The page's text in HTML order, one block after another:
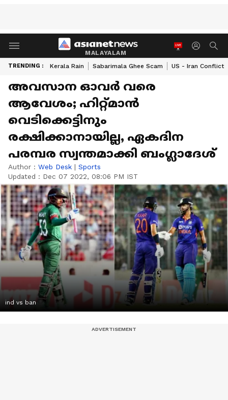
MALAYALAM
TRENDING : Kerala Rain Sabarimala Ghee Scam US - Iran Conflict
അവസാന ഓവര്‍ വരെ
ആവേശം; ഹിറ്റ്മാന്‍
വെടിക്കെട്ടിനും
രക്ഷിക്കാനായില്ല, ഏകദിന
പരമ്പര സ്വന്തമാക്കി ബംഗ്ലാദേശ്
Author : Web Desk | Sports
Updated : Dec 07 2022, 08:06 PM IST
ind vs ban